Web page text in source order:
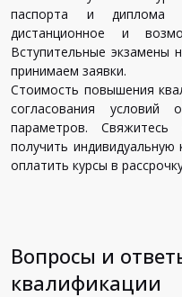
паспорта и диплома
дистанционное и
Вступительные экзамены
принимаем заявки.
Стоимость повышения
согласования
параметров.
получить
оплатить курсы в
Вопросы и
квалификации